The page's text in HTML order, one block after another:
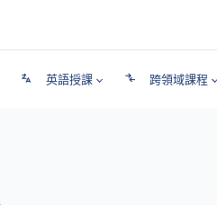
英語授課 跨領域課程